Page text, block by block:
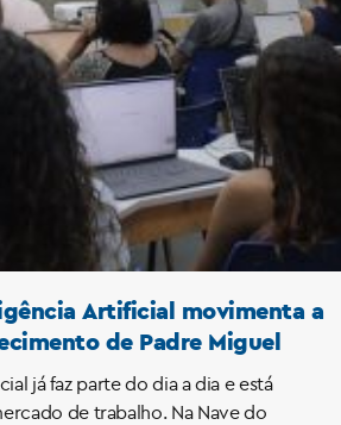
Artificial movimenta a
de Padre Miguel
já faz parte do dia a dia e está
de trabalho. Na Nave do